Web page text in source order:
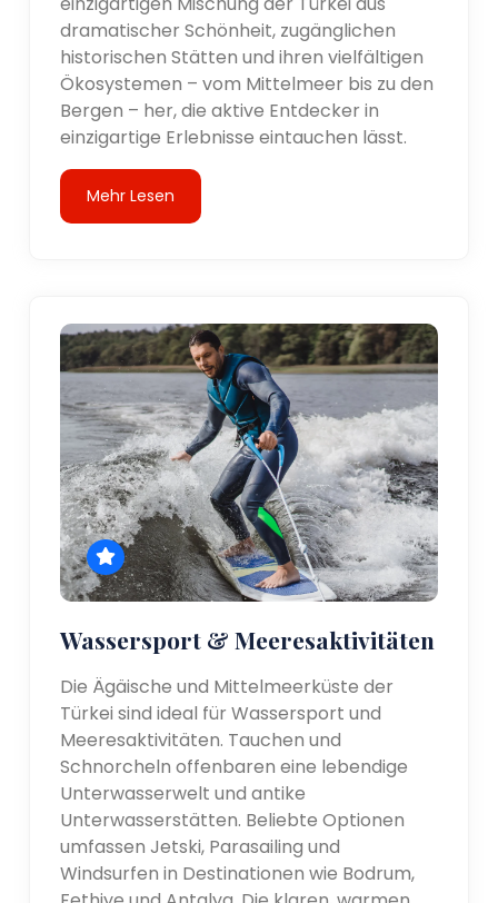
dramatischer Schönheit, zugänglichen
historischen Stätten und ihren vielfältigen
Ökosystemen – vom Mittelmeer bis zu den
Bergen – her, die aktive Entdecker in
einzigartige Erlebnisse eintauchen lässt.
Mehr Lesen
Wassersport & Meeresaktivitäten
Die Ägäische und Mittelmeerküste der
Türkei sind ideal für Wassersport und
Meeresaktivitäten. Tauchen und
Schnorcheln offenbaren eine lebendige
Unterwasserwelt und antike
Unterwasserstätten. Beliebte Optionen
umfassen Jetski, Parasailing und
Windsurfen in Destinationen wie Bodrum,